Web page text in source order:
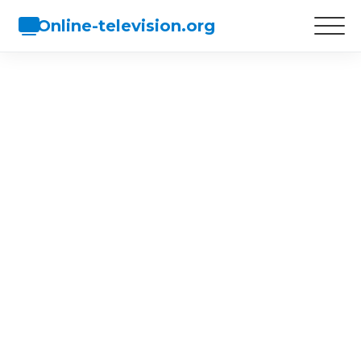
Online-television.org